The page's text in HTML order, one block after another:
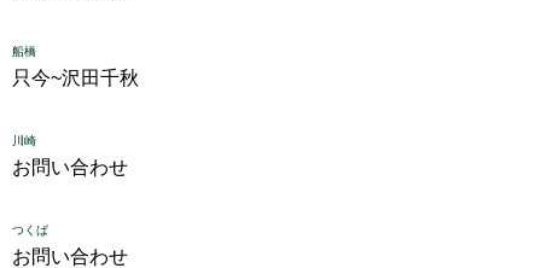
船橋
只今~沢田千秋
川崎
お問い合わせ
つくば
お問い合わせ